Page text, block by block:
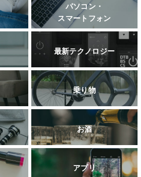
パソコン・
スマートフォン
最新テクノロジー
乗り物
お酒
アプリ